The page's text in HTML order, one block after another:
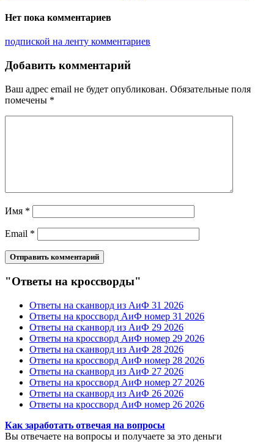
Нет пока комментариев
подпиской на ленту комментариев
Добавить комментарий
Ваш адрес email не будет опубликован. Обязательные поля
помечены *
Имя *
Email *
"Ответы на кроссворды"
Ответы на сканворд из АиФ 31 2026
Ответы на кроссворд АиФ номер 31 2026
Ответы на сканворд из АиФ 29 2026
Ответы на кроссворд АиФ номер 29 2026
Ответы на сканворд из АиФ 28 2026
Ответы на кроссворд АиФ номер 28 2026
Ответы на сканворд из АиФ 27 2026
Ответы на кроссворд АиФ номер 27 2026
Ответы на сканворд из АиФ 26 2026
Ответы на кроссворд АиФ номер 26 2026
Как заработать отвечая на вопросы
Вы отвечаете на вопросы и получаете за это деньги